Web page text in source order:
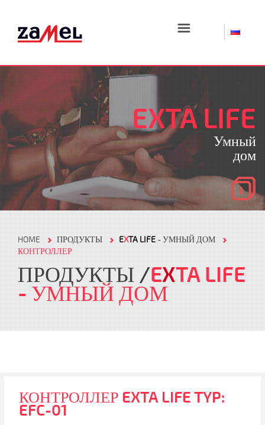
☰
EXTA LIFE
Умный
дом
HOME ПРОДУКТЫ EXTA LIFE - УМНЫЙ ДОМ
КОНТРОЛЛЕР
ПРОДУКТЫ EXTA LIFE
- УМНЫЙ ДОМ
КОНТРОЛЛЕР EXTA LIFE TYP:
EFC-01